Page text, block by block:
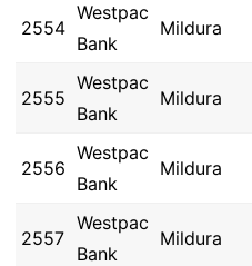
2554
Westpac
Bank
Mildura
2555
Westpac
Bank
Mildura
2556
Westpac
Bank
Mildura
2557
Westpac
Bank
Mildura